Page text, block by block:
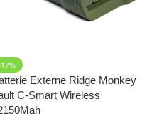
Externe Ridge Monkey
C-Smart Wireless